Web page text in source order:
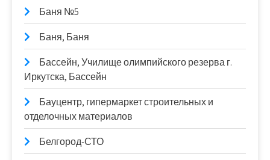
Баня №5
Баня, Баня
Бассейн, Училище олимпийского резерва г.
Иркутска, Бассейн
Бауцентр, гипермаркет строительных и
отделочных материалов
Белгород-СТО